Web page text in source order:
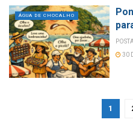
ÁGUA DE CHOCALHO
30
1